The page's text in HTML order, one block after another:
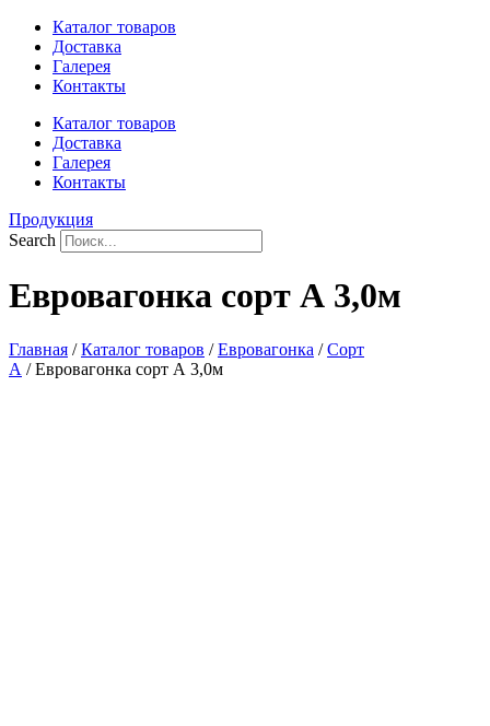
Каталог товаров
Доставка
Галерея
Контакты
Каталог товаров
Доставка
Галерея
Контакты
Продукция
Search
Евровагонка сорт А 3,0м
Главная /Каталог товаров /Евровагонка /Сорт
А / Евровагонка сорт А 3,0м